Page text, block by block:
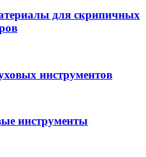
для скрипичных
инструментов
инструменты